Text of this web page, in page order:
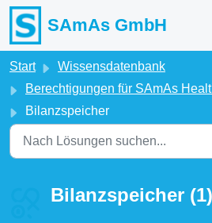
Zum hauptsächlichen Inhalt gehen
SAmAs GmbH
Start
Wissensdatenbank
Berechtigungen für SAmAs
Bilanzspeicher
Bilanzspeicher (1)